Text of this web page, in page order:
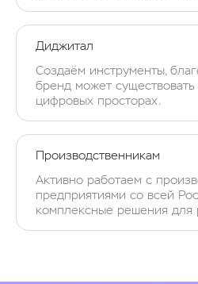
Диджитал
Создаём инструменты,
бренд может существовать
цифровых просторах.
Производственникам
Активно работаем с
предприятиями со всей
комплексные решения для